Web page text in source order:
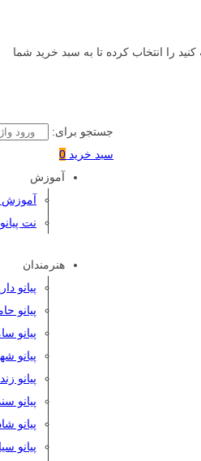
را انتخاب کرده تا به سبد خرید شما
جستجو برای:
سبد خرید 0
آموزش
آموزش
نت پیانو
هنرمندان
پیانو
پیانو
پیانو
پیانو
پیانو
پیانو
پیانو
پیانو